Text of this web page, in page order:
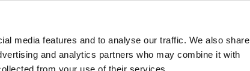
media features and to analyse our traffic. We also share
and analytics partners who may combine it with
from your use of their services.